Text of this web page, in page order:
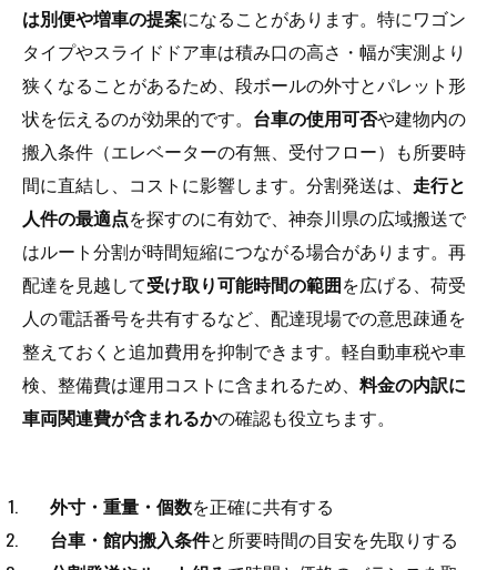
は別便や増車の提案になることがあります。特にワゴン
タイプやスライドドア車は積み口の高さ・幅が実測より
狭くなることがあるため、段ボールの外寸とパレット形
状を伝えるのが効果的です。 台車の使用可否や建物内の
搬入条件（エレベーターの有無、受付フロー）も所要時
間に直結し、コストに影響します。分割発送は、 走行と
人件の最適点を探すのに有効で、神奈川県の広域搬送で
はルート分割が時間短縮につながる場合があります。再
配達を見越して受け取り可能時間の範囲を広げる、荷受
人の電話番号を共有するなど、配達現場での意思疎通を
整えておくと追加費用を抑制できます。軽自動車税や車
検、整備費は運用コストに含まれるため、 料金の内訳に
車両関連費が含まれるかの確認も役立ちます。
外寸・重量・個数を正確に共有する
台車・館内搬入条件と所要時間の目安を先取りする